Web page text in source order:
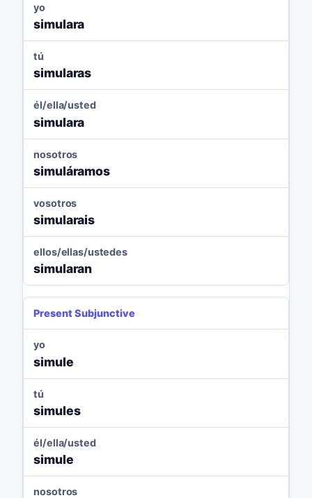
yo
simulara
tú
simularas
él/ella/usted
simulara
nosotros
simuláramos
vosotros
simularais
ellos/ellas/ustedes
simularan
Present Subjunctive
yo
simule
tú
simules
él/ella/usted
simule
nosotros